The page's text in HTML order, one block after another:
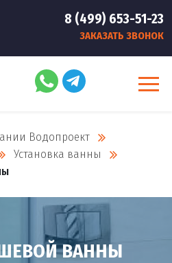
8 (499) 653-51-23
ЗАКАЗАТЬ ЗВОНОК
Водопроект
Установка ванны
ВАННЫ